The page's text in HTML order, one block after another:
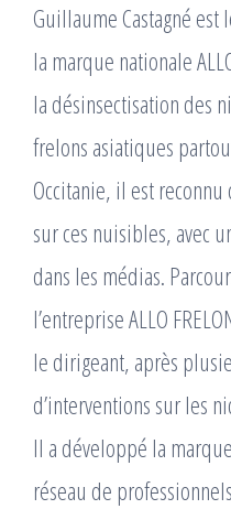
Guillaume Castagné
la marque nationale
la désinsectisation des
frelons asiatiques
Occitanie, il est
sur ces nuisibles, avec
dans les médias.
l’entreprise ALLO
le dirigeant, après
d’interventions sur les
Il a développé la
réseau de